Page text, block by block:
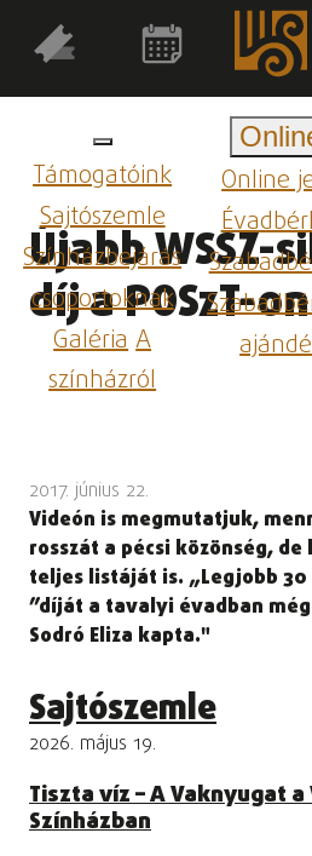
Támogatóink
Sajtószemle
Színházbejárás
csoportoknak
GalériaA
színházról
Online
Újabb WSSZ-
díj a POSzT-on
2017. június 22.
Videón is megmutatjuk,
rosszát a pécsi közönség,
teljes listáját is. „Legjobb
”díját a tavalyi évadban
Sodró Eliza kapta."
Sajtószemle
2026. május 19.
Tiszta víz – A Vaknyugat
Színházban